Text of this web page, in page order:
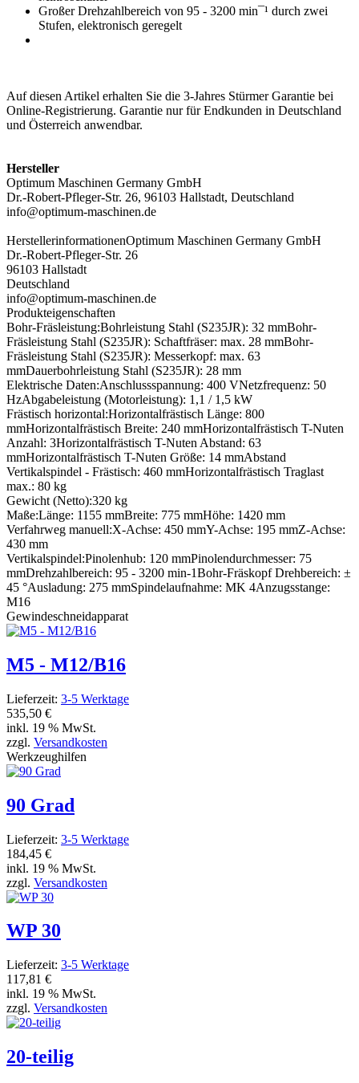
Großer Drehzahlbereich von 95 - 3200 min¯¹ durch zwei
Stufen, elektronisch geregelt
Auf diesen Artikel erhalten Sie die 3-Jahres Stürmer Garantie bei
Online-Registrierung. Garantie nur für Endkunden in Deutschland
und Österreich anwendbar.
Hersteller
Optimum Maschinen Germany GmbH
Dr.-Robert-Pfleger-Str. 26, 96103 Hallstadt, Deutschland
info@optimum-maschinen.de
HerstellerinformationenOptimum Maschinen Germany GmbH
Dr.-Robert-Pfleger-Str. 26
96103 Hallstadt
Deutschland
info@optimum-maschinen.de
Produkteigenschaften
Bohr-Fräsleistung:Bohrleistung Stahl (S235JR): 32 mmBohr-
Fräsleistung Stahl (S235JR): Schaftfräser: max. 28 mmBohr-
Fräsleistung Stahl (S235JR): Messerkopf: max. 63
mmDauerbohrleistung Stahl (S235JR): 28 mm
Elektrische Daten:Anschlussspannung: 400 VNetzfrequenz: 50
HzAbgabeleistung (Motorleistung): 1,1 / 1,5 kW
Frästisch horizontal:Horizontalfrästisch Länge: 800
mmHorizontalfrästisch Breite: 240 mmHorizontalfrästisch T-Nuten
Anzahl: 3Horizontalfrästisch T-Nuten Abstand: 63
mmHorizontalfrästisch T-Nuten Größe: 14 mmAbstand
Vertikalspindel - Frästisch: 460 mmHorizontalfrästisch Traglast
max.: 80 kg
Gewicht (Netto):320 kg
Maße:Länge: 1155 mmBreite: 775 mmHöhe: 1420 mm
Verfahrweg manuell:X-Achse: 450 mmY-Achse: 195 mmZ-Achse:
430 mm
Vertikalspindel:Pinolenhub: 120 mmPinolendurchmesser: 75
mmDrehzahlbereich: 95 - 3200 min-1Bohr-Fräskopf Drehbereich: ±
45 °Ausladung: 275 mmSpindelaufnahme: MK 4Anzugsstange:
M16
Gewindeschneidapparat
M5 - M12/B16
Lieferzeit: 3-5 Werktage
535,50 €
inkl. 19 % MwSt.
zzgl. Versandkosten
Werkzeughilfen
90 Grad
Lieferzeit: 3-5 Werktage
184,45 €
inkl. 19 % MwSt.
zzgl. Versandkosten
WP 30
Lieferzeit: 3-5 Werktage
117,81 €
inkl. 19 % MwSt.
zzgl. Versandkosten
20-teilig